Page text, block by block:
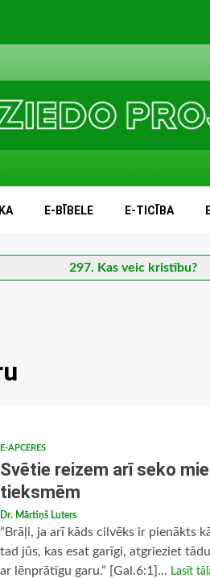
E-BĪBELE E-TICĪBA
297. Kas veic kristību?
E-APCERES
Svētie reizem arī seko
tieksmēm
Dr. Mārtiņš Luters
“Brāļi, ja arī kāds cilvēks ir pienākts
tad jūs, kas esat garīgi, atgrieziet
ar lēnprātīgu garu.” [Gal.6:1]... Lasīt